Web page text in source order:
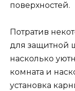
поверхностей.
Потратив
для защитной
насколько
комната и
установка